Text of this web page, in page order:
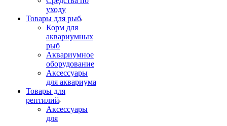
уходу
Товары для рыб
Корм для
аквариумных
рыб
Аквариумное
оборудование
Аксессуары
для аквариума
Товары для
рептилий
Аксессуары
для